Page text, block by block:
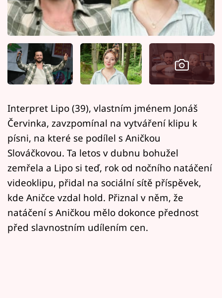
Filmový festival Karlovy Vary
Pořady
Mámy sobě
Sledujte nás
Interpret Lipo (39), vlastním jménem Jonáš
Červinka, zavzpomínal na vytváření klipu k
písni, na které se podílel s Aničkou
Slováčkovou. Ta letos v dubnu bohužel
zemřela a Lipo si teď, rok od nočního natáčení
videoklipu, přidal na sociální sítě příspěvek,
kde Aničce vzdal hold. Přiznal v něm, že
natáčení s Aničkou mělo dokonce přednost
před slavnostním udílením cen.